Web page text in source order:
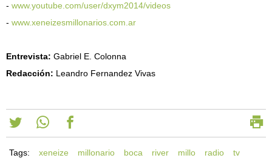
- www.youtube.com/user/dxym2014/videos
- www.xeneizesmillonarios.com.ar
Entrevista: Gabriel E. Colonna
Redacción: Leandro Fernandez Vivas
Tags: xeneize millonario boca river millo radio
tv